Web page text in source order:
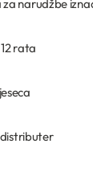
narudžbe
rata